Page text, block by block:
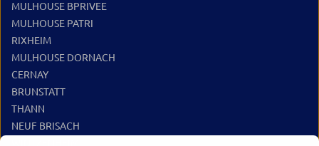
MULHOUSE BPRIVEE
MULHOUSE PATRI
RIXHEIM
MULHOUSE DORNACH
CERNAY
BRUNSTATT
THANN
NEUF BRISACH